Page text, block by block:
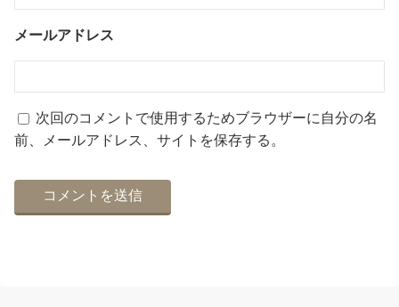
メールアドレス
次回のコメントで使用するためブラウザーに自分の名
前、メールアドレス、サイトを保存する。